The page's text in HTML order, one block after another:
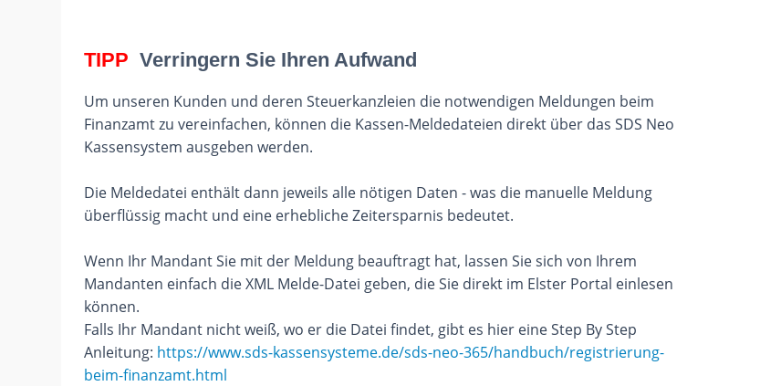
TIPP Verringern Sie Ihren Aufwand
Um unseren Kunden und deren Steuerkanzleien die notwendigen Meldungen beim
Finanzamt zu vereinfachen, können die Kassen-Meldedateien direkt über das SDS Neo
Kassensystem ausgeben werden.
Die Meldedatei enthält dann jeweils alle nötigen Daten - was die manuelle Meldung
überflüssig macht und eine erhebliche Zeitersparnis bedeutet.
Wenn Ihr Mandant Sie mit der Meldung beauftragt hat, lassen Sie sich von Ihrem
Mandanten einfach die XML Melde-Datei geben, die Sie direkt im Elster Portal einlesen
können.
Falls Ihr Mandant nicht weiß, wo er die Datei findet, gibt es hier eine Step By Step
Anleitung: https://www.sds-kassensysteme.de/sds-neo-365/handbuch/registrierung-
beim-finanzamt.html